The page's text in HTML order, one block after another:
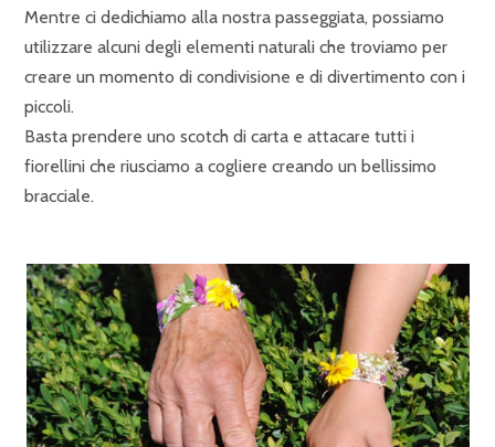
Mentre ci dedichiamo alla nostra passeggiata, possiamo
utilizzare alcuni degli elementi naturali che troviamo per
creare un momento di condivisione e di divertimento con i
piccoli.
Basta prendere uno scotch di carta e attacare tutti i
fiorellini che riusciamo a cogliere creando un bellissimo
bracciale.